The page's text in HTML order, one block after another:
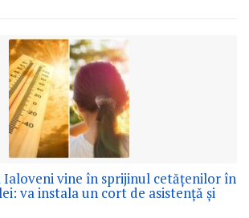
Ialoveni vine în sprijinul cetățenilor în
va instala un cort de asistență și